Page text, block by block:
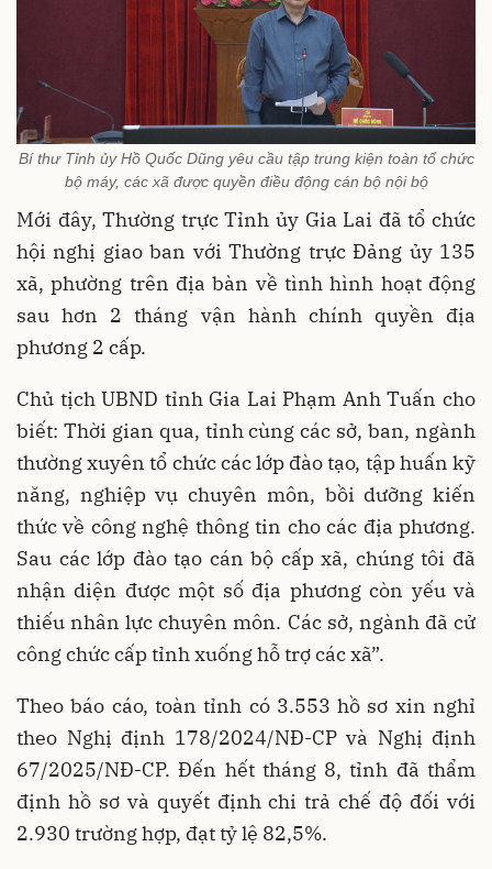
Bí thư Tỉnh ủy Hồ Quốc Dũng yêu cầu tập trung kiện toàn tổ chức
bộ máy, các xã được quyền điều động cán bộ nội bộ
Mới đây, Thường trực Tỉnh ủy Gia Lai đã tổ chức
hội nghị giao ban với Thường trực Đảng ủy 135
xã, phường trên địa bàn về tình hình hoạt động
sau hơn 2 tháng vận hành chính quyền địa
phương 2 cấp.
Chủ tịch UBND tỉnh Gia Lai Phạm Anh Tuấn cho
biết: Thời gian qua, tỉnh cùng các sở, ban, ngành
thường xuyên tổ chức các lớp đào tạo, tập huấn kỹ
năng, nghiệp vụ chuyên môn, bồi dưỡng kiến
thức về công nghệ thông tin cho các địa phương.
Sau các lớp đào tạo cán bộ cấp xã, chúng tôi đã
nhận diện được một số địa phương còn yếu và
thiếu nhân lực chuyên môn. Các sở, ngành đã cử
công chức cấp tỉnh xuống hỗ trợ các xã”.
Theo báo cáo, toàn tỉnh có 3.553 hồ sơ xin nghỉ
theo Nghị định 178/2024/NĐ-CP và Nghị định
67/2025/NĐ-CP. Đến hết tháng 8, tỉnh đã thẩm
định hồ sơ và quyết định chi trả chế độ đối với
2.930 trường hợp, đạt tỷ lệ 82,5%.